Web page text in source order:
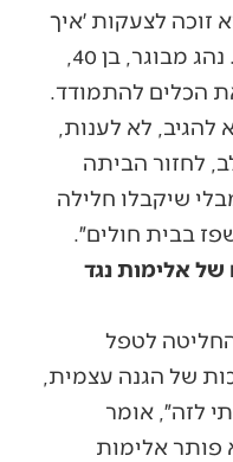
לצעקות ׳איך
יש את הכלים להתמודד.
להגיב, לא לענות,
לחזור הביתה
שיקבלו חלילה
בבית חולים״.
אלימות נגד
לטפל
ורכשה 50,000 ערכות של הגנה עצמית,
לזה״, אומר
פותר אלימות